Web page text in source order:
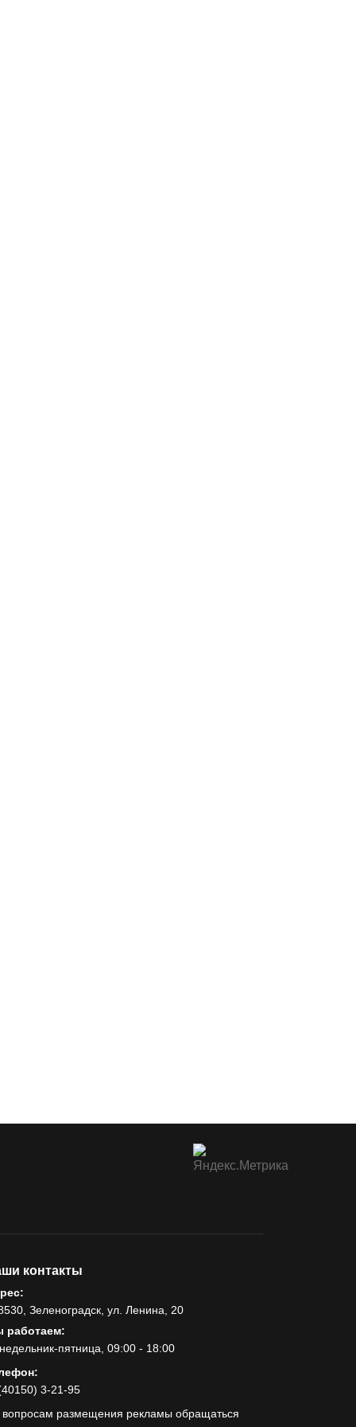
контакты
Зеленоградск, ул. Ленина, 20
работаем:
пятница, 09:00 - 18:00
3-21-95
размещения рекламы обращаться